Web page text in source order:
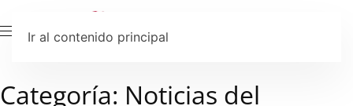
Ir al contenido principal
Categoría: Noticias del